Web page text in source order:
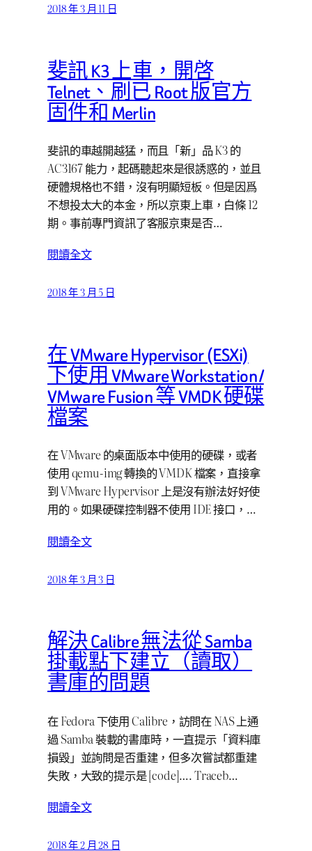
2018 年 3 月 11 日
斐訊 K3 上車，開啓
Telnet、刷已 Root 版官方
固件和 Merlin
斐訊的車越開越猛，而且「新」品 K3 的
AC3167 能力，起碼聽起來是很誘惑的，並且
硬體規格也不錯，沒有明顯短板。但是因爲
不想投太大的本金，所以京東上車，白條 12
期。事前專門資訊了客服京東是否…
閱讀全文
2018 年 3 月 5 日
在 VMware Hypervisor (ESXi)
下使用 VMware Workstation /
VMware Fusion 等 VMDK 硬碟
檔案
在 VMware 的桌面版本中使用的硬碟，或者
使用 qemu-img 轉換的 VMDK 檔案，直接拿
到 VMware Hypervisor 上是沒有辦法好好使
用的。如果硬碟控制器不使用 IDE 接口，…
閱讀全文
2018 年 3 月 3 日
解決 Calibre 無法從 Samba
掛載點下建立（讀取）
書庫的問題
在 Fedora 下使用 Calibre，訪問在 NAS 上通
過 Samba 裝載的書庫時，一直提示「資料庫
損毀」並詢問是否重建，但多次嘗試都重建
失敗，大致的提示是 [code]…. Traceb…
閱讀全文
2018 年 2 月 28 日